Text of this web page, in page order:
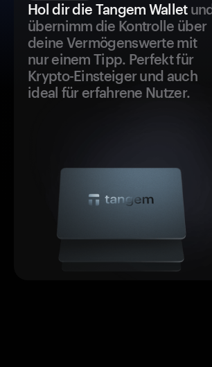
Hol dir die Tangem Wallet
übernimm die Kontrolle über
deine Vermögenswerte mit
nur einem Tipp. Perfekt für
Krypto-Einsteiger und auch
ideal für erfahrene Nutzer.